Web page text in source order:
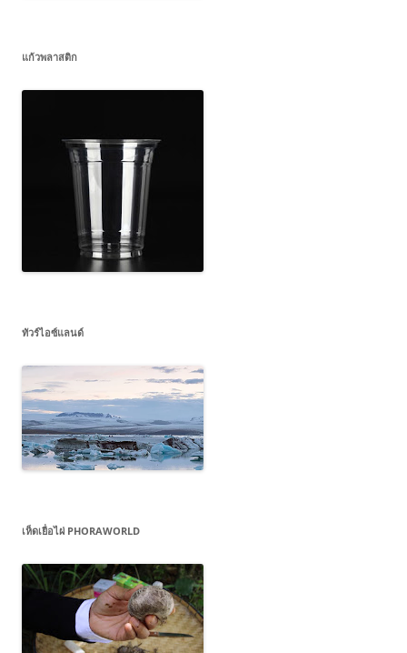
แก้วพลาสติก
ทัวร์ไอซ์แลนด์
เห็ดเยื่อไผ่ PHORAWORLD